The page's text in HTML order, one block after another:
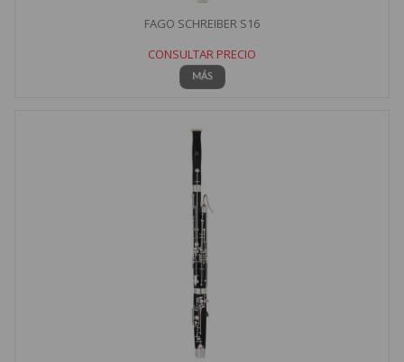
FAGO SCHREIBER S16
CONSULTAR PRECIO
MÁS